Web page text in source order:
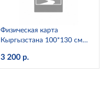
Физическая карта
Кыргызстана 100*130 см
3 200 р.